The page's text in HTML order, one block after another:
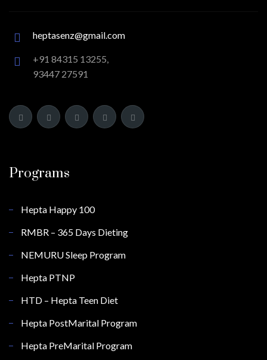
heptasenz@gmail.com
+91 84315 13255,
93447 27591
Programs
Hepta Happy 100
RMBR – 365 Days Dieting
NEMURU Sleep Program
Hepta PTNP
HTD – Hepta Teen Diet
Hepta PostMarital Program
Hepta PreMarital Program